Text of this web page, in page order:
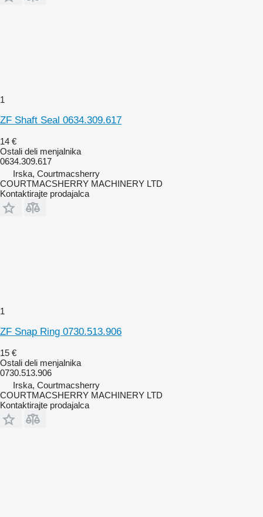
1
ZF Shaft Seal 0634.309.617
14 €
Ostali deli menjalnika
0634.309.617
Irska, Courtmacsherry
COURTMACSHERRY MACHINERY LTD
Kontaktirajte prodajalca
1
ZF Snap Ring 0730.513.906
15 €
Ostali deli menjalnika
0730.513.906
Irska, Courtmacsherry
COURTMACSHERRY MACHINERY LTD
Kontaktirajte prodajalca